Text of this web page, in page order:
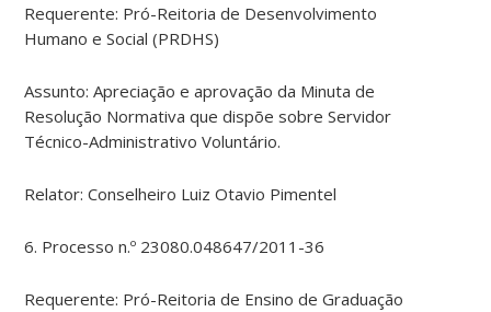
Requerente: Pró-Reitoria de Desenvolvimento
Humano e Social (PRDHS)
Assunto: Apreciação e aprovação da Minuta de
Resolução Normativa que dispõe sobre Servidor
Técnico-Administrativo Voluntário.
Relator: Conselheiro Luiz Otavio Pimentel
6. Processo n.º 23080.048647/2011-36
Requerente: Pró-Reitoria de Ensino de Graduação